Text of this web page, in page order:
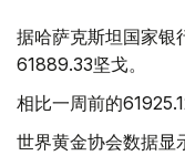
据哈萨克斯坦国家银
61889.33坚戈。
相比一周前的
世界黄金协会数据显